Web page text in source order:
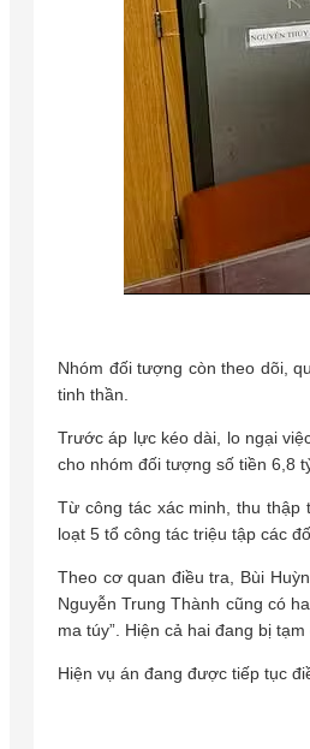
Nhóm đối tượng còn theo dõi,
tinh thần.
Trước áp lực kéo dài, lo ngại
cho nhóm đối tượng số tiền 6,8
Từ công tác xác minh, thu thập
loạt 5 tổ công tác triệu tập các
Theo cơ quan điều tra, Bùi
Nguyễn Trung Thành cũng có
ma túy”. Hiện cả hai đang bị
Hiện vụ án đang được tiếp tục